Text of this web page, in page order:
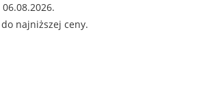
najniższej ceny.